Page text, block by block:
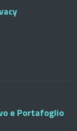
e Portafoglio